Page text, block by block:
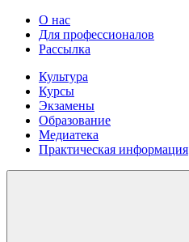
О нас
Для профессионалов
Рассылка
Культура
Курсы
Экзамены
Образование
Медиатека
Практическая информация